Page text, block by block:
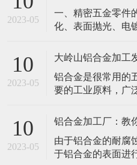
元素，它影响到钢
等机械力学性能。
2023-05
一、精密五金零件
化、表面抛光、电
亮，产品长时间不
时采用的工艺。氧
但会更亮更好看。​
常用表面抛光。通
有
10
2023-05
铝合金是很常用的
要的工业原料，广
使用铝合金做成的
合金加工的时候，
小，热膨胀系数大
加工过程中，是很
10
2023-05
由于铝合金的耐腐
于铝合金的表面进